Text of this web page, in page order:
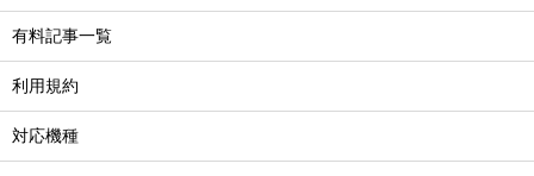
有料記事一覧
利用規約
対応機種